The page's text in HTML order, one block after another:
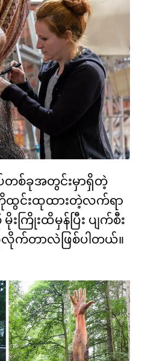
ပ်တစ်ခုအတွင်းမှာရှိတဲ့
ထွင်းထုထားတဲ့လက်ရာ
ကြိုးထိမှန်ပြီး ပျက်စီး
က်တာလဲဖြစ်ပါတယ်။